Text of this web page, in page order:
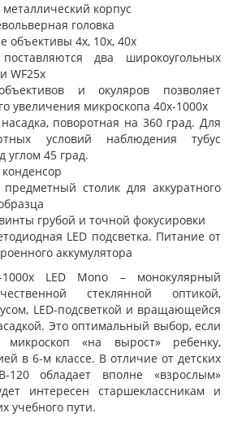
корпус
головка
объективы 4х, 10х, 40х
два широкоугольных
WF25x
и окуляров позволяет
увеличения микроскопа 40х-1000х
поворотная на 360 град. Для
условий наблюдения тубус
углом 45 град.
столик для аккуратного
грубой и точной фокусировки
LED подсветка. Питание от
аккумулятора
LED Mono – монокулярный
стеклянной оптикой,
LED-подсветкой и вращающейся
Это оптимальный выбор, если
«на вырост» ребенку,
в 6-м классе. В отличие от детских
120 обладает вполне «взрослым»
интересен старшеклассникам и
учебного пути.